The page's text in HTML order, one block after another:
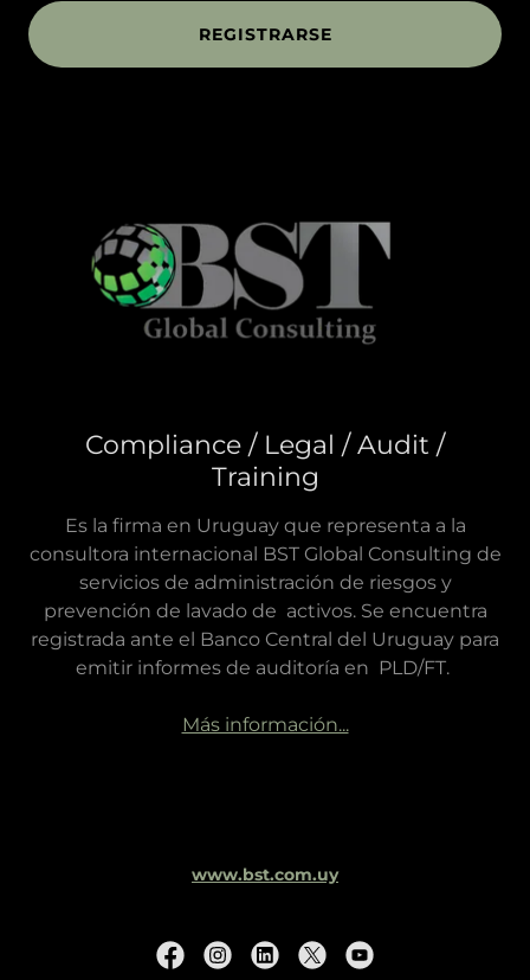
REGISTRARSE
Compliance / Legal / Audit /
Training
Es la firma en Uruguay que representa a la
consultora internacional BST Global Consulting de
servicios de administración de riesgos y
prevención de lavado de activos. Se encuentra
registrada ante el Banco Central del Uruguay para
emitir informes de auditoría en PLD/FT.
Más información...
www.bst.com.uy